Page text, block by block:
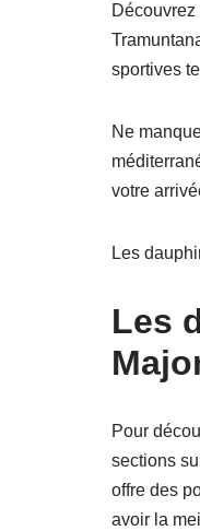
sportives
Ne
votre
Les
Les
Pour
sections
offre des
avoir la